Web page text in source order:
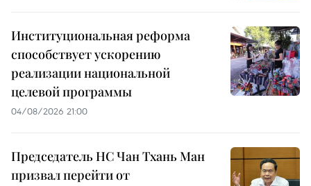
Институциональная реформа
способствует ускорению
реализации национальной
целевой программы
04/08/2026 21:00
Председатель НС Чан Тхань Ман
призвал перейти от